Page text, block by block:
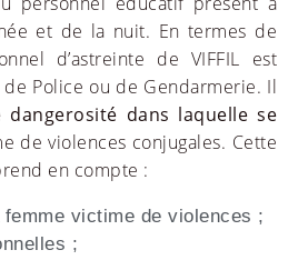
et de la nuit. En termes de
d’astreinte de VIFFIL est
Police ou de Gendarmerie. Il
dans laquelle se
de violences conjugales. Cette
en compte :
femme victime de violences ;
;